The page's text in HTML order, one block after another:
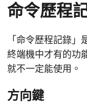
命令歷程
「命令歷程記錄
終端機中才有的功
就不一定能使用。
方向鍵